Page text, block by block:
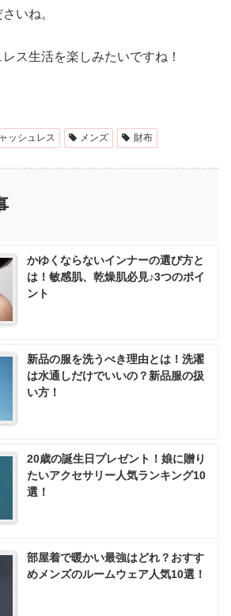
いね。
ス生活を楽しみたいですね！
ッシュレス メンズ 財布
かゆくならないインナーの選び方と
は！敏感肌、乾燥肌必見♪3つのポイ
ント
新品の服を洗うべき理由とは！洗濯
は水通しだけでいいの？新品服の扱
い方！
20歳の誕生日プレゼント！娘に贈り
たいアクセサリー人気ランキング10
選！
部屋着で暖かい最強はどれ？おすす
めメンズのルームウェア人気10選！